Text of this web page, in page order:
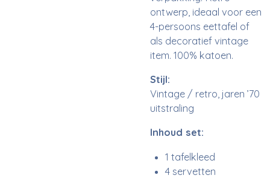
ontwerp, ideaal voor een
4-persoons eettafel of
als decoratief vintage
item. 100% katoen.
Stijl:
Vintage / retro, jaren ’70
uitstraling
Inhoud set:
1 tafelkleed
4 servetten